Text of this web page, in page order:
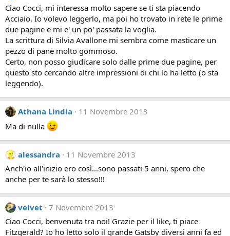
Ciao Cocci, mi interessa molto sapere se ti sta piacendo
Acciaio. Io volevo leggerlo, ma poi ho trovato in rete le prime
due pagine e mi e' un po' passata la voglia.
La scrittura di Silvia Avallone mi sembra come masticare un
pezzo di pane molto gommoso.
Certo, non posso giudicare solo dalle prime due pagine, per
questo sto cercando altre impressioni di chi lo ha letto (o sta
leggendo).
Athana Lindia
11 Novembre 2013
Ma di nulla
alessandra
11 Novembre 2013
Anch'io all'inizio ero così...sono passati 5 anni, spero che
anche per te sarà lo stesso!!!
velvet
7 Novembre 2013
Ciao Cocci, benvenuta tra noi! Grazie per il like, ti piace
Fitzgerald? Io ho letto solo il grande Gatsby diversi anni fa ed